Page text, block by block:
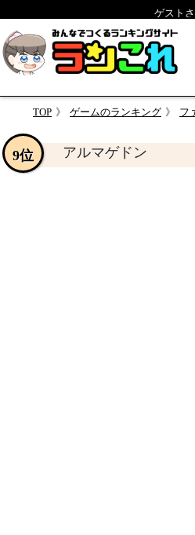
ゲスト
TOP ゲームのランキング ファイ
アルマゲドン
9位